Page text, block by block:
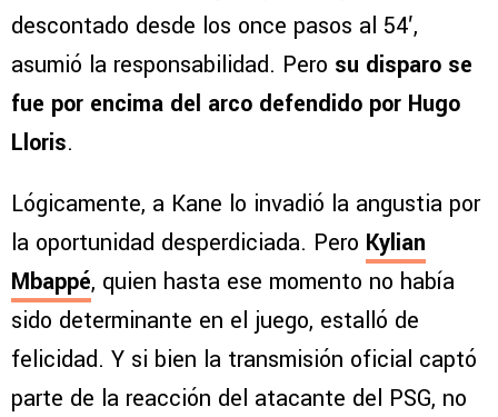
descontado desde los once pasos al 54′,
asumió la responsabilidad. Pero su disparo se
fue por encima del arco defendido por Hugo
Lloris.
Lógicamente, a Kane lo invadió la angustia por
la oportunidad desperdiciada. Pero Kylian
Mbappé, quien hasta ese momento no había
sido determinante en el juego, estalló de
felicidad. Y si bien la transmisión oficial captó
parte de la reacción del atacante del PSG, no